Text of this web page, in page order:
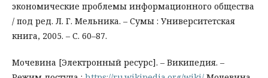
экономические проблемы информационного общества
/ под ред. Л. Г. Мельника. – Сумы : Университетская
книга, 2005. – С. 60–87.
Мочевина [Электронный ресурс]. – Википедия. –